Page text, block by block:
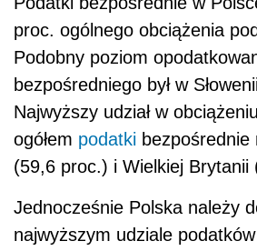
proc. ogólnego obciążenia
Podobny poziom
bezpośredniego był w
Najwyższy udział w
ogółem podatki bezpośrednie
(59,6 proc.) i Wielkiej Brytanii
Jednocześnie Polska należy
najwyższym udziale